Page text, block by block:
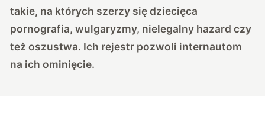
takie, na których szerzy się dziecięca
pornografia, wulgaryzmy, nielegalny hazard czy
też oszustwa. Ich rejestr pozwoli internautom
na ich ominięcie.